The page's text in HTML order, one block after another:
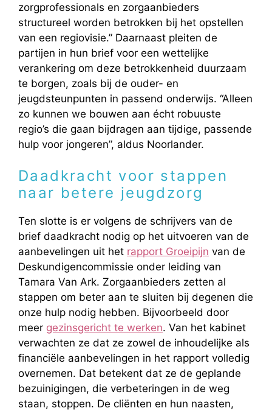
zorgprofessionals en zorgaanbieders
structureel worden betrokken bij het opstellen
van een regiovisie.” Daarnaast pleiten de
partijen in hun brief voor een wettelijke
verankering om deze betrokkenheid duurzaam
te borgen, zoals bij de ouder- en
jeugdsteunpunten in passend onderwijs. “Alleen
zo kunnen we bouwen aan écht robuuste
regio’s die gaan bijdragen aan tijdige, passende
hulp voor jongeren”, aldus Noorlander.
Daadkracht voor stappen
naar betere jeugdzorg
Ten slotte is er volgens de schrijvers van de
brief daadkracht nodig op het uitvoeren van de
aanbevelingen uit het rapport Groeipijn van de
Deskundigencommissie onder leiding van
Tamara Van Ark. Zorgaanbieders zetten al
stappen om beter aan te sluiten bij degenen die
onze hulp nodig hebben. Bijvoorbeeld door
meer gezinsgericht te werken. Van het kabinet
verwachten ze dat ze zowel de inhoudelijke als
financiële aanbevelingen in het rapport volledig
overnemen. Dat betekent dat ze de geplande
bezuinigingen, die verbeteringen in de weg
staan, stoppen. De cliënten en hun naasten,